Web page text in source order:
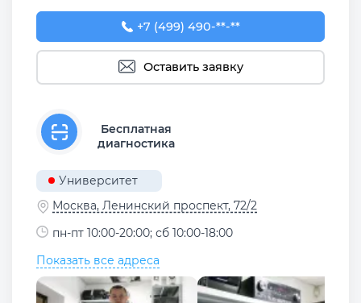
+7 (499) 490-05-63
+7 (499) 490-**-**
Оставить заявку
Бесплатная
диагностика
Университет
Москва, Ленинский проспект, 72/2
пн-пт 10:00-20:00; сб 10:00-18:00
Показать все адреса